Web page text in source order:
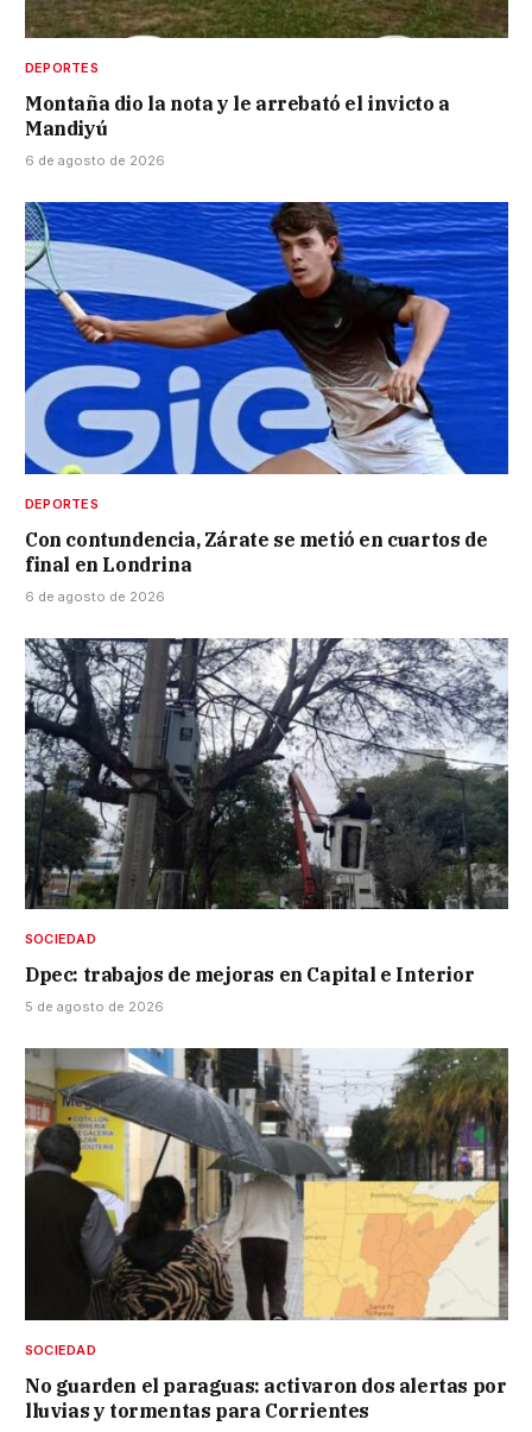
DEPORTES
Montaña dio la nota y le arrebató el invicto a
Mandiyú
6 de agosto de 2026
DEPORTES
Con contundencia, Zárate se metió en cuartos de
final en Londrina
6 de agosto de 2026
SOCIEDAD
Dpec: trabajos de mejoras en Capital e Interior
5 de agosto de 2026
SOCIEDAD
No guarden el paraguas: activaron dos alertas por
lluvias y tormentas para Corrientes